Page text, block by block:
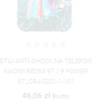
ETUI ANTI-SHOCK NA TELEFON
XIAOMI REDMI 9T / 9 POWER
ST_CRJ-2021-1-101
46,06 zł Brutto